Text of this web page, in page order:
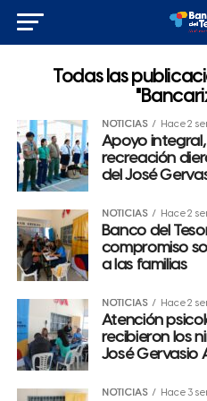
Todas las
NOTICIAS Hace 2
Apoyo
recreación
del José
NOTICIAS Hace 2
Banco del
compromiso
a las familias
NOTICIAS Hace 2
Atención
recibieron los
José Gervasio
NOTICIAS Hace 3